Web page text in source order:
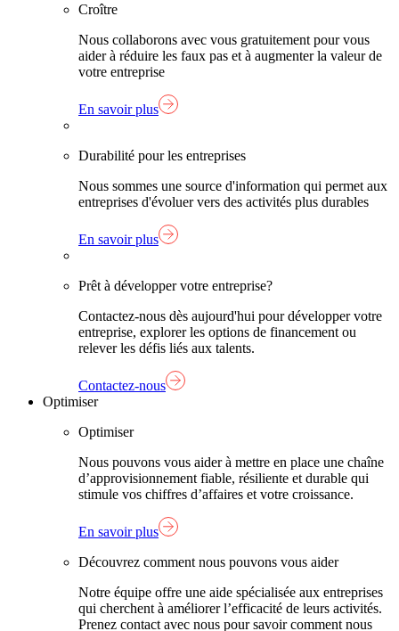
Croître
Nous collaborons avec vous gratuitement pour vous
aider à réduire les faux pas et à augmenter la valeur de
votre entreprise
En savoir plus
Durabilité pour les entreprises
Nous sommes une source d'information qui permet aux
entreprises d'évoluer vers des activités plus durables
En savoir plus
Prêt à développer votre entreprise?
Contactez-nous dès aujourd'hui pour développer votre
entreprise, explorer les options de financement ou
relever les défis liés aux talents.
Contactez-nous
Optimiser
Optimiser
Nous pouvons vous aider à mettre en place une chaîne
d’approvisionnement fiable, résiliente et durable qui
stimule vos chiffres d’affaires et votre croissance.
En savoir plus
Découvrez comment nous pouvons vous aider
Notre équipe offre une aide spécialisée aux entreprises
qui cherchent à améliorer l’efficacité de leurs activités.
Prenez contact avec nous pour savoir comment nous